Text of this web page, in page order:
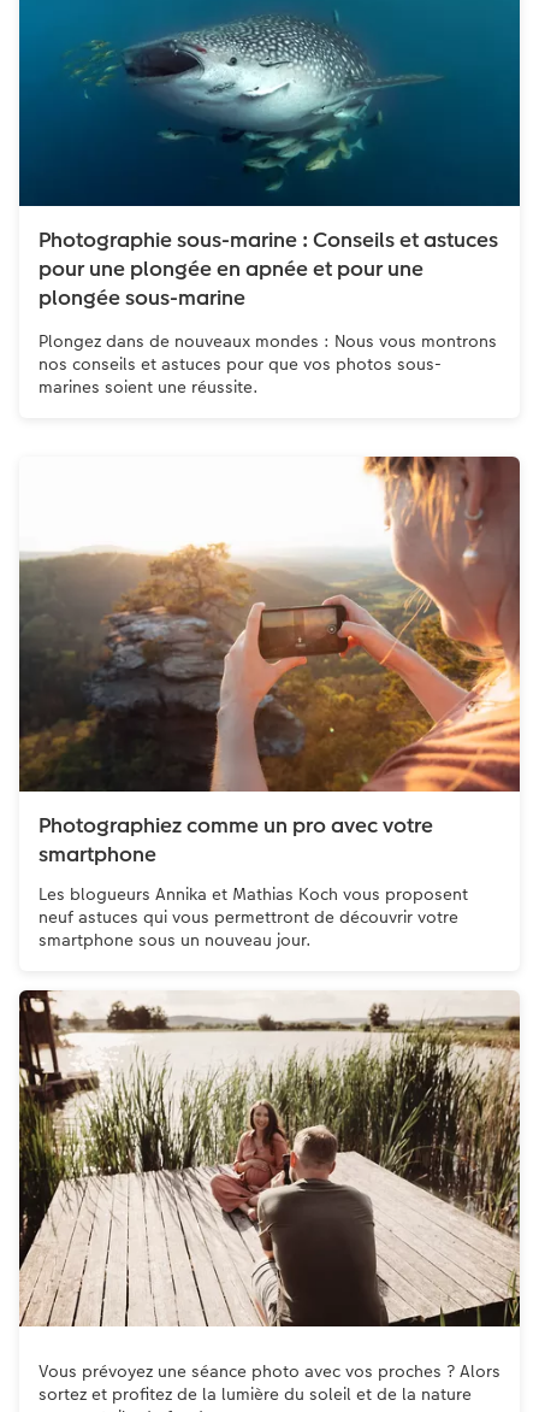
Photographie sous-marine : Conseils et astuces
pour une plongée en apnée et pour une
plongée sous-marine
Plongez dans de nouveaux mondes : Nous vous montrons
nos conseils et astuces pour que vos photos sous-
marines soient une réussite.
Photographiez comme un pro avec votre
smartphone
Les blogueurs Annika et Mathias Koch vous proposent
neuf astuces qui vous permettront de découvrir votre
smartphone sous un nouveau jour.
Vous prévoyez une séance photo avec vos proches ? Alors
sortez et profitez de la lumière du soleil et de la nature